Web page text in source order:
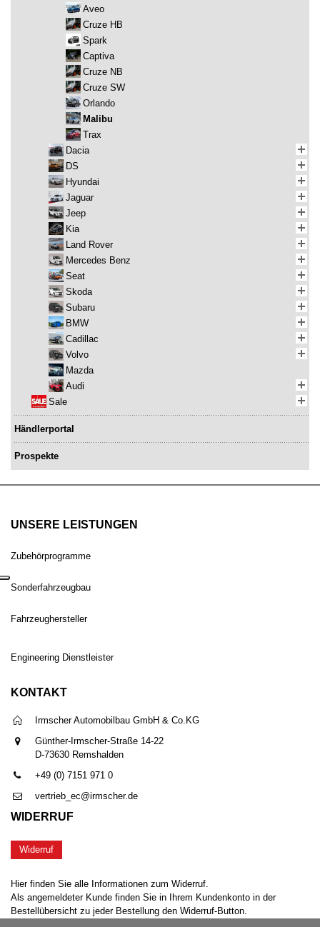
Aveo
Cruze HB
Spark
Captiva
Cruze NB
Cruze SW
Orlando
Malibu
Trax
Dacia
DS
Hyundai
Jaguar
Jeep
Kia
Land Rover
Mercedes Benz
Seat
Skoda
Subaru
BMW
Cadillac
Volvo
Mazda
Audi
Sale
Händlerportal
Prospekte
UNSERE LEISTUNGEN
Zubehörprogramme
Sonderfahrzeugbau
Fahrzeughersteller
Engineering Dienstleister
KONTAKT
Irmscher Automobilbau GmbH & Co.KG
Günther-Irmscher-Straße 14-22
D-73630 Remshalden
+49 (0) 7151 971 0
vertrieb_ec@irmscher.de
WIDERRUF
Widerruf
Hier finden Sie alle Informationen zum Widerruf.
Als angemeldeter Kunde finden Sie in Ihrem Kundenkonto in der
Bestellübersicht zu jeder Bestellung den Widerruf-Button.